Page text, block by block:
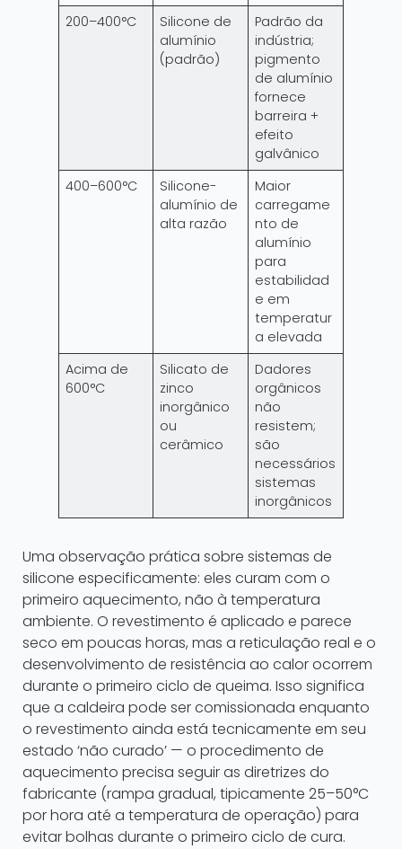
200–400°C
Silicone de
alumínio
(padrão)
Padrão da
indústria;
pigmento
de alumínio
fornece
barreira +
efeito
galvânico
400–600°C
Silicone-
alumínio de
alta razão
Maior
carregame
nto de
alumínio
para
estabilidad
e em
temperatur
a elevada
Acima de
600°C
Silicato de
zinco
inorgânico
ou
cerâmico
Dadores
orgânicos
não
resistem;
são
necessários
sistemas
inorgânicos
Uma observação prática sobre sistemas de
silicone especificamente: eles curam com o
primeiro aquecimento, não à temperatura
ambiente. O revestimento é aplicado e parece
seco em poucas horas, mas a reticulação real e o
desenvolvimento de resistência ao calor ocorrem
durante o primeiro ciclo de queima. Isso significa
que a caldeira pode ser comissionada enquanto
o revestimento ainda está tecnicamente em seu
estado ‘não curado’ — o procedimento de
aquecimento precisa seguir as diretrizes do
fabricante (rampa gradual, tipicamente 25–50°C
por hora até a temperatura de operação) para
evitar bolhas durante o primeiro ciclo de cura.